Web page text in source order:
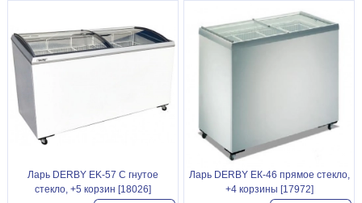
Ларь DERBY EK-57 C гнутое
стекло, +5 корзин [18026]
Ларь DERBY ЕК-46 прямое стекло,
+4 корзины [17972]